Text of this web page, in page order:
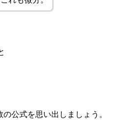
公式を思い出しましょう。